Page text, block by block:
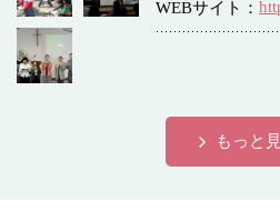
教団教派
お店・企業・その他
WEBサイト
もっと